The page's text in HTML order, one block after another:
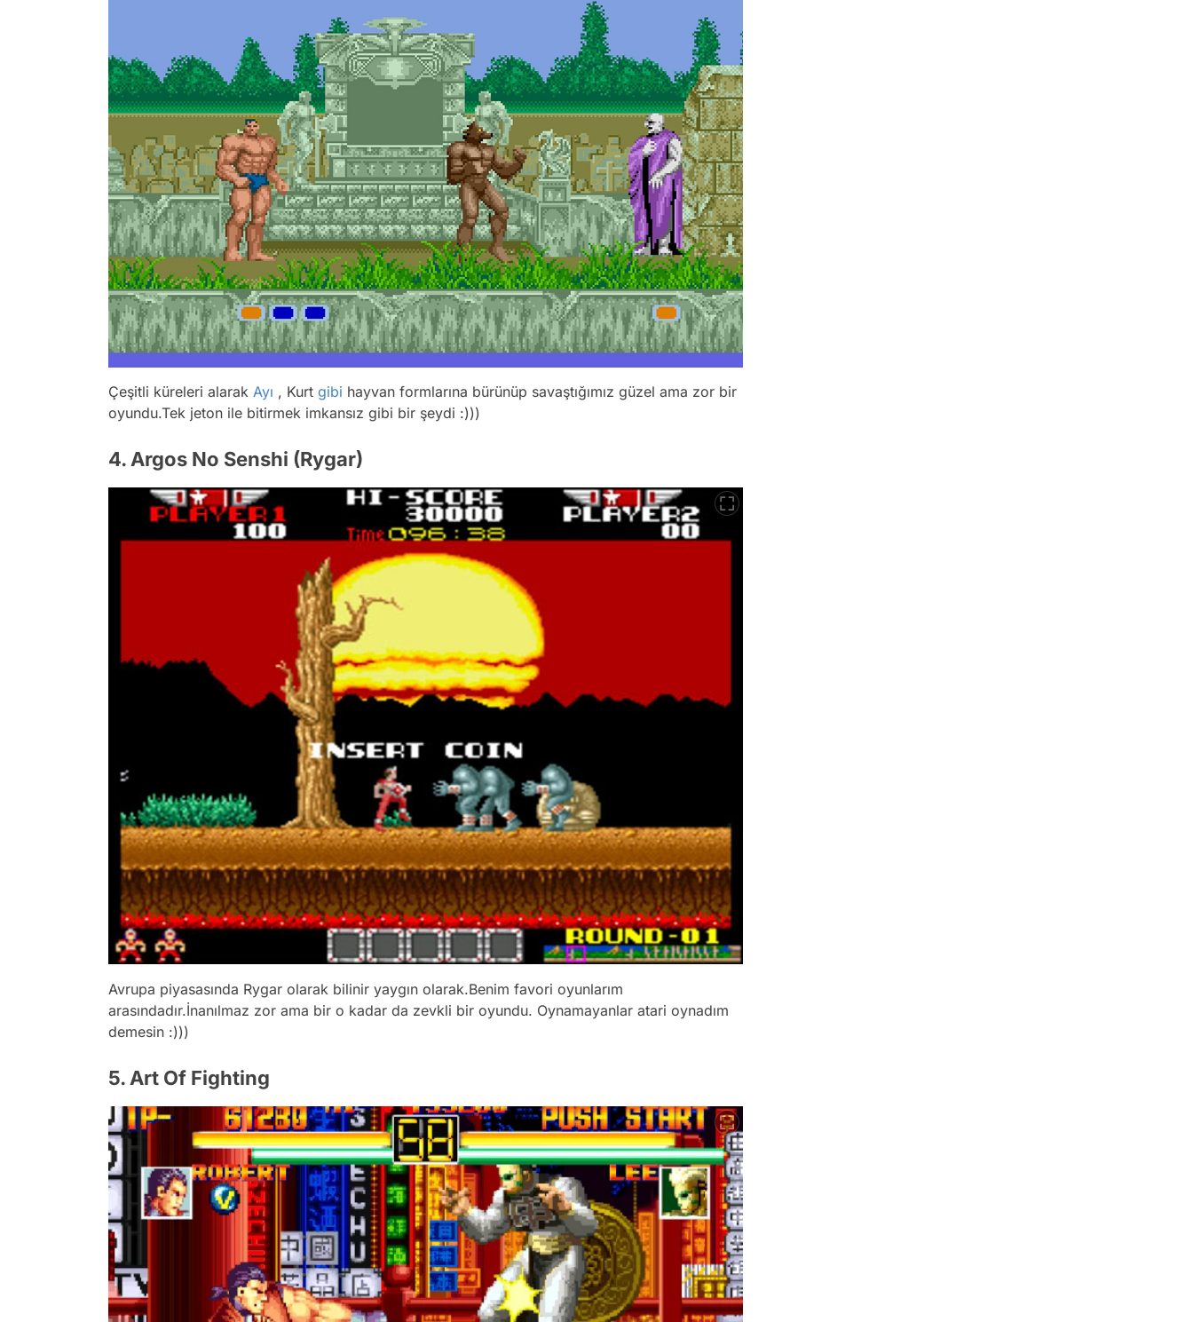
Çeşitli küreleri alarak Ayı , Kurt gibi hayvan formlarına bürünüp savaştığımız güzel ama zor bir
oyundu.Tek jeton ile bitirmek imkansız gibi bir şeydi :)))
4. Argos No Senshi (Rygar)
Avrupa piyasasında Rygar olarak bilinir yaygın olarak.Benim favori oyunlarım
arasındadır.İnanılmaz zor ama bir o kadar da zevkli bir oyundu. Oynamayanlar atari oynadım
demesin :)))
5. Art Of Fighting